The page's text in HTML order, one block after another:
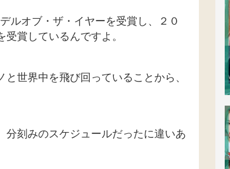
ルオブ・ザ・イヤーを受賞し、２０
賞しているんですよ。
世界中を飛び回っていることから、
分刻みのスケジュールだったに違いあ